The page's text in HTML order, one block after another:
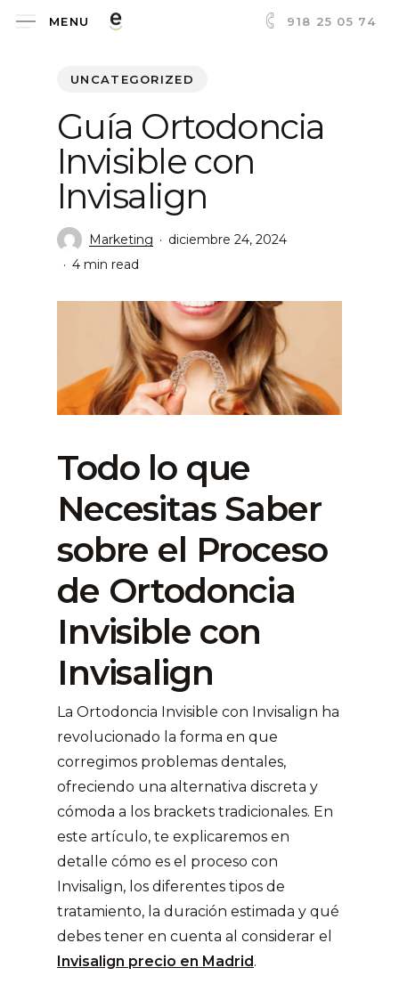
MENU 918 25 05 74
UNCATEGORIZED
Guía Ortodoncia
Invisible con
Invisalign
Marketing
diciembre 24, 2024
4 min read
Todo lo que
Necesitas Saber
sobre el Proceso
de Ortodoncia
Invisible con
Invisalign
La Ortodoncia Invisible con Invisalign ha
revolucionado la forma en que
corregimos problemas dentales,
ofreciendo una alternativa discreta y
cómoda a los brackets tradicionales. En
este artículo, te explicaremos en
detalle cómo es el proceso con
Invisalign, los diferentes tipos de
tratamiento, la duración estimada y qué
debes tener en cuenta al considerar el
Invisalign precio en Madrid.